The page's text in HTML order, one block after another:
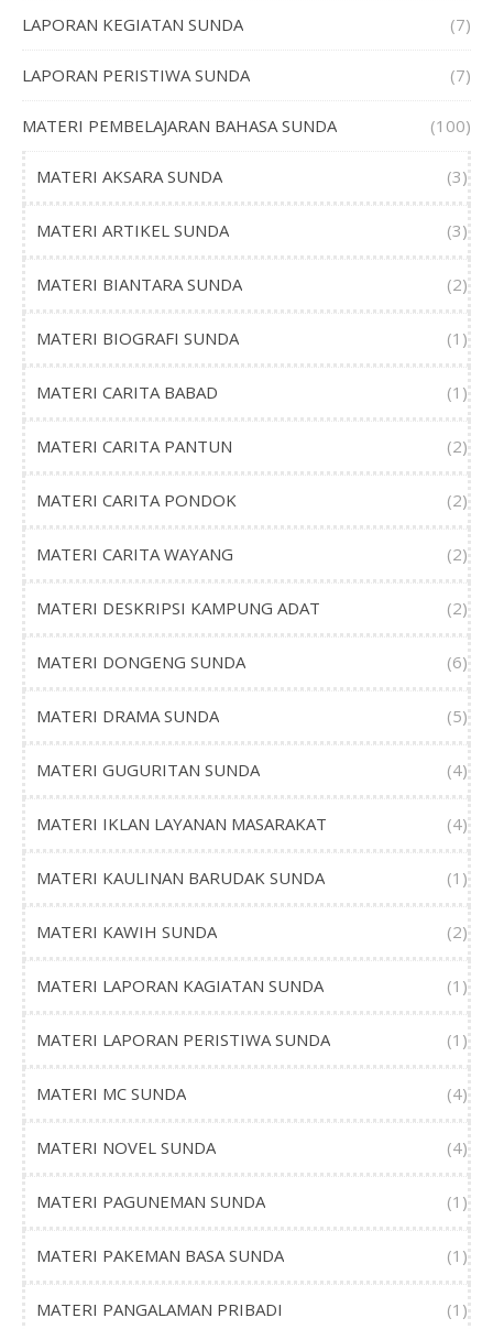
LAPORAN KEGIATAN SUNDA (7)
LAPORAN PERISTIWA SUNDA (7)
MATERI PEMBELAJARAN BAHASA SUNDA (100)
MATERI AKSARA SUNDA (3)
MATERI ARTIKEL SUNDA (3)
MATERI BIANTARA SUNDA (2)
MATERI BIOGRAFI SUNDA (1)
MATERI CARITA BABAD (1)
MATERI CARITA PANTUN (2)
MATERI CARITA PONDOK (2)
MATERI CARITA WAYANG (2)
MATERI DESKRIPSI KAMPUNG ADAT (2)
MATERI DONGENG SUNDA (6)
MATERI DRAMA SUNDA (5)
MATERI GUGURITAN SUNDA (4)
MATERI IKLAN LAYANAN MASARAKAT (4)
MATERI KAULINAN BARUDAK SUNDA (1)
MATERI KAWIH SUNDA (2)
MATERI LAPORAN KAGIATAN SUNDA (1)
MATERI LAPORAN PERISTIWA SUNDA (1)
MATERI MC SUNDA (4)
MATERI NOVEL SUNDA (4)
MATERI PAGUNEMAN SUNDA (1)
MATERI PAKEMAN BASA SUNDA (1)
MATERI PANGALAMAN PRIBADI (1)